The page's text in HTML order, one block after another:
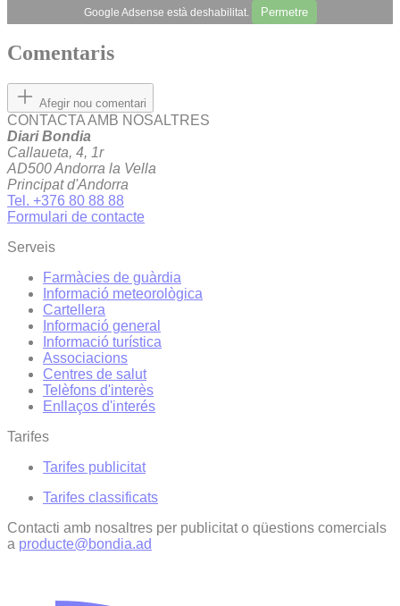
Google Adsense està deshabilitat. Permetre
Comentaris
Afegir nou comentari
CONTACTA AMB NOSALTRES
Diari Bondia
Callaueta, 4, 1r
AD500 Andorra la Vella
Principat d'Andorra
Tel. +376 80 88 88
Formulari de contacte
Serveis
Farmàcies de guàrdia
Informació meteorològica
Cartellera
Informació general
Informació turística
Associacions
Centres de salut
Telèfons d'interès
Enllaços d'interés
Tarifes
Tarifes publicitat
Tarifes classificats
Contacti amb nosaltres per publicitat o qüestions comercials
a producte@bondia.ad